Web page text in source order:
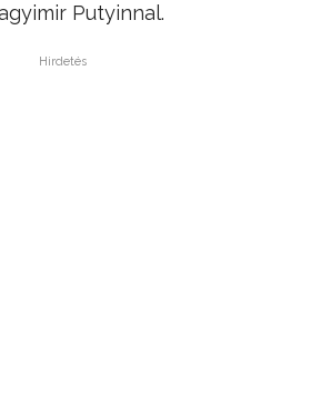
Putyinnal.
Hirdetés